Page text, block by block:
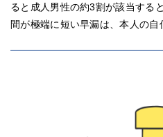
ると成人男性の約3割が該当する
間が極端に短い早漏は、本人の自